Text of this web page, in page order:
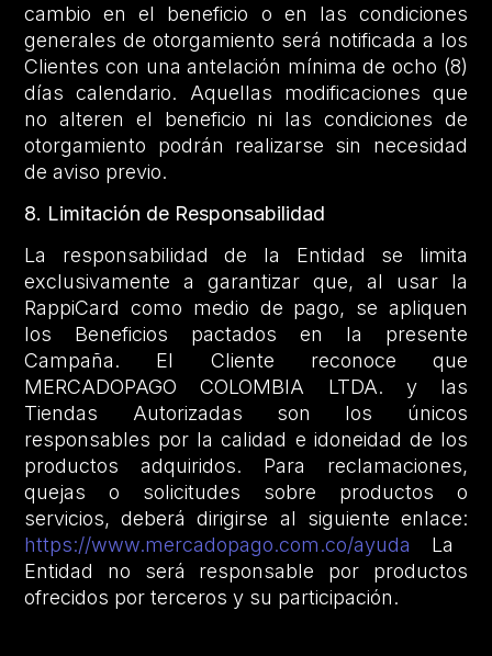
cambio en el beneficio o en las condiciones
generales de otorgamiento será notificada a los
Clientes con una antelación mínima de ocho (8)
días calendario. Aquellas modificaciones que
no alteren el beneficio ni las condiciones de
otorgamiento podrán realizarse sin necesidad
de aviso previo.
8. Limitación de Responsabilidad
La responsabilidad de la Entidad se limita
exclusivamente a garantizar que, al usar la
RappiCard como medio de pago, se apliquen
los Beneficios pactados en la presente
Campaña. El Cliente reconoce que
MERCADOPAGO COLOMBIA LTDA. y las
Tiendas Autorizadas son los únicos
responsables por la calidad e idoneidad de los
productos adquiridos. Para reclamaciones,
quejas o solicitudes sobre productos o
servicios, deberá dirigirse al siguiente enlace:
https://www.mercadopago.com.co/ayuda
La
Entidad no será responsable por productos
ofrecidos por terceros y su participación.